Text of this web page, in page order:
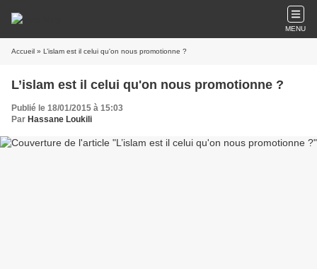
MENU
Accueil » L’islam est il celui qu'on nous promotionne ?
L’islam est il celui qu'on nous promotionne ?
Publié le 18/01/2015 à 15:03
Par Hassane Loukili